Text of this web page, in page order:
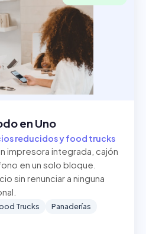
en Uno
reducidos y food trucks
impresora integrada, cajón
en un solo bloque.
sin renunciar a ninguna
Trucks
Panaderías